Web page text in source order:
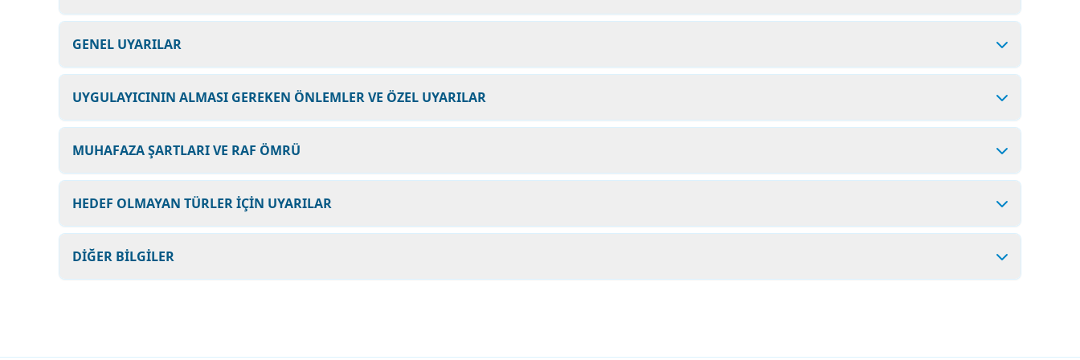
GENEL UYARILAR
UYGULAYICININ ALMASI GEREKEN ÖNLEMLER VE ÖZEL UYARILAR
MUHAFAZA ŞARTLARI VE RAF ÖMRÜ
HEDEF OLMAYAN TÜRLER İÇİN UYARILAR
DİĞER BİLGİLER